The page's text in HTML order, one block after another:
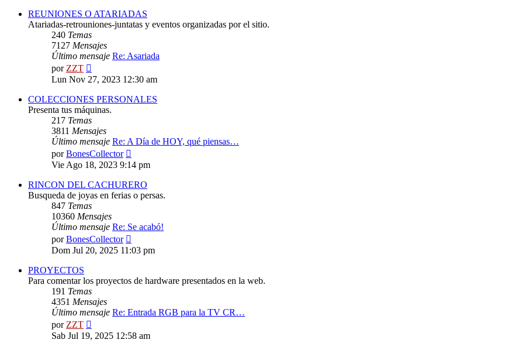
REUNIONES O ATARIADAS
Atariadas-retrouniones-juntatas y eventos organizadas por el sitio.
240 Temas
7127 Mensajes
Último mensaje Re: Asariada
porZZT
último
Lun Nov 27, 2023 12:30 am
COLECCIONES PERSONALES
Presenta tus máquinas.
217 Temas
3811 Mensajes
Último mensaje Re: A Día de HOY, qué piensas…
porBonesCollector
último
mensaje
Vie Ago 18, 2023 9:14 pm
RINCON DEL CACHURERO
Busqueda de joyas en ferias o persas.
847 Temas
10360 Mensajes
Último mensaje Re: Se acabó!
porBonesCollector
último
mensaje
Dom Jul 20, 2025 11:03 pm
PROYECTOS
Para comentar los proyectos de hardware presentados en la web.
191 Temas
4351 Mensajes
Último mensaje Re: Entrada RGB para la TV CR…
porZZT
último
Sab Jul 19, 2025 12:58 am